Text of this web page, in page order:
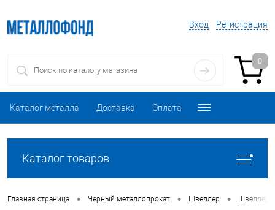
Вход Регистрация
0
Каталог металла Доставка Оплата
Каталог товаров
Главная страница • Черный металлопрокат • Швеллер • Швеллер